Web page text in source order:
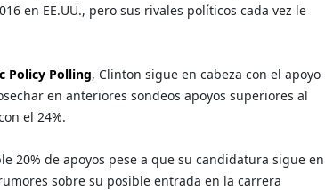
en EE.UU., pero sus rivales políticos cada vez le
Policy Polling, Clinton sigue en cabeza con el apoyo
en anteriores sondeos apoyos superiores al
el 24%.
20% de apoyos pese a que su candidatura sigue en
sobre su posible entrada en la carrera